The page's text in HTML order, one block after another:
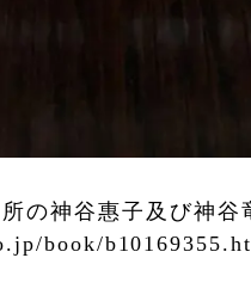
の神谷惠子及び神
book/